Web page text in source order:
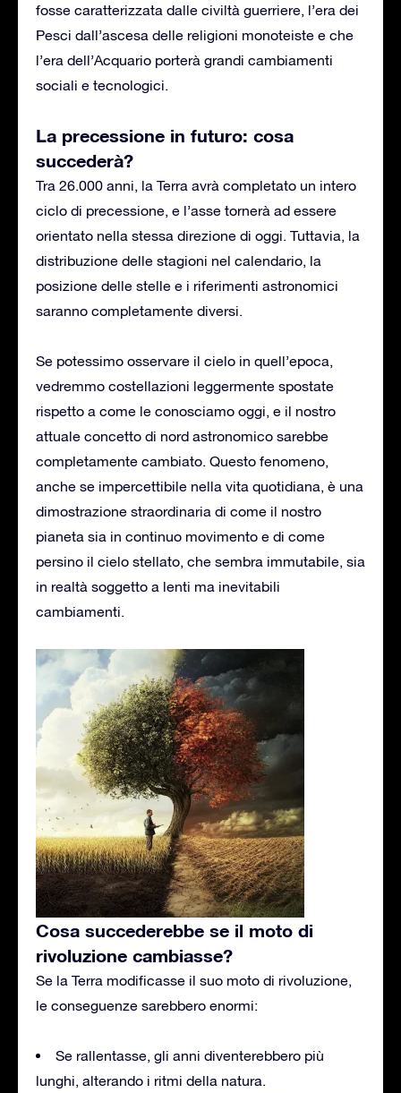
fosse caratterizzata dalle civiltà guerriere, l’era dei
Pesci dall’ascesa delle religioni monoteiste e che
l’era dell’Acquario porterà grandi cambiamenti
sociali e tecnologici.
La precessione in futuro: cosa
succederà?
Tra 26.000 anni, la Terra avrà completato un intero
ciclo di precessione, e l’asse tornerà ad essere
orientato nella stessa direzione di oggi. Tuttavia, la
distribuzione delle stagioni nel calendario, la
posizione delle stelle e i riferimenti astronomici
saranno completamente diversi.
Se potessimo osservare il cielo in quell’epoca,
vedremmo costellazioni leggermente spostate
rispetto a come le conosciamo oggi, e il nostro
attuale concetto di nord astronomico sarebbe
completamente cambiato. Questo fenomeno,
anche se impercettibile nella vita quotidiana, è una
dimostrazione straordinaria di come il nostro
pianeta sia in continuo movimento e di come
persino il cielo stellato, che sembra immutabile, sia
in realtà soggetto a lenti ma inevitabili
cambiamenti.
Cosa succederebbe se il moto di
rivoluzione cambiasse?
Se la Terra modificasse il suo moto di rivoluzione,
le conseguenze sarebbero enormi:
Se rallentasse, gli anni diventerebbero più
lunghi, alterando i ritmi della natura.